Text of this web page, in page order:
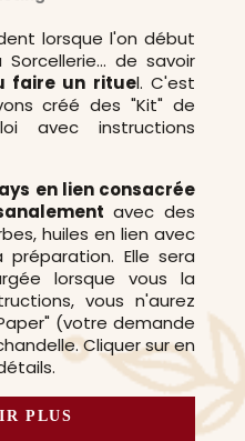
lorsque l'on début
de savoir
faire un rituel. C'est
créé des "Kit" de
avec instructions
en lien consacrée
avec des
huiles en lien avec
Elle sera
lorsque vous la
vous n'aurez
(votre demande
Cliquer sur en
PLUS